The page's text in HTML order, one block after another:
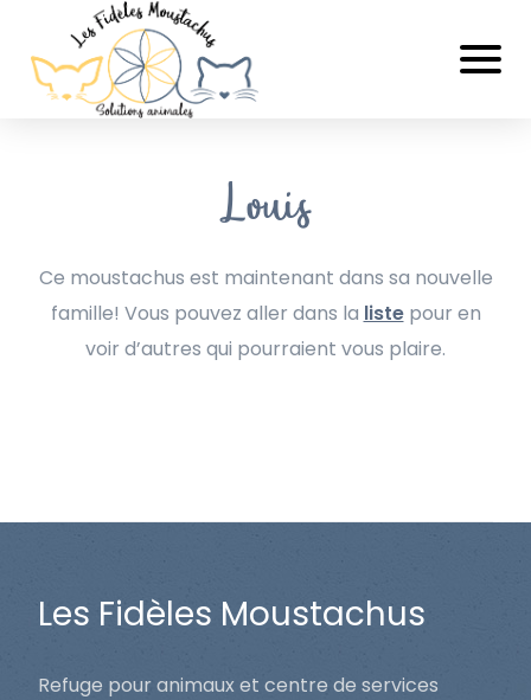
Louis
Ce moustachus est maintenant dans sa nouvelle
famille! Vous pouvez aller dans la listepour en
voir d’autres qui pourraient vous plaire.
Les Fidèles Moustachus
Refuge pour animaux et centre de services